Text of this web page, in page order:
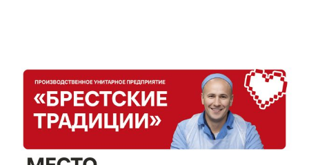
Газета
"Драгічынскі Веснік"